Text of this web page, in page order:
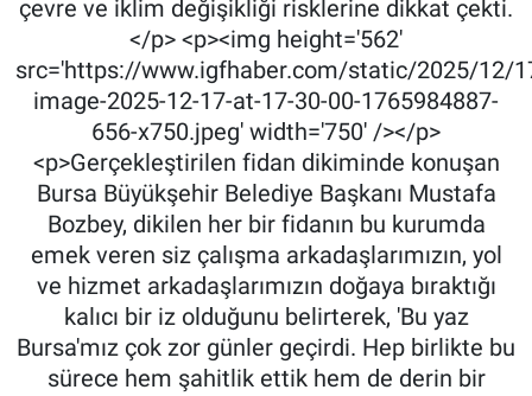
çevre ve iklim değişikliği risklerine dikkat çekti.
</p> <p><img height='562'
src='https://www.igfhaber.com/static/2025/12/
image-2025-12-17-at-17-30-00-1765984887-
656-x750.jpeg' width='750' /></p>
<p>Gerçekleştirilen fidan dikiminde konuşan
Bursa Büyükşehir Belediye Başkanı Mustafa
Bozbey, dikilen her bir fidanın bu kurumda
emek veren siz çalışma arkadaşlarımızın, yol
ve hizmet arkadaşlarımızın doğaya bıraktığı
kalıcı bir iz olduğunu belirterek, 'Bu yaz
Bursa'mız çok zor günler geçirdi. Hep birlikte bu
sürece hem şahitlik ettik hem de derin bir